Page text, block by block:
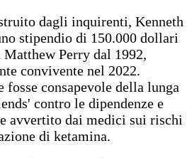
dagli inquirenti, Kenneth
stipendio di 150.000 dollari
Matthew Perry dal 1992,
convivente nel 2022.
fosse consapevole della lunga
contro le dipendenze e
avvertito dai medici sui rischi
di ketamina.